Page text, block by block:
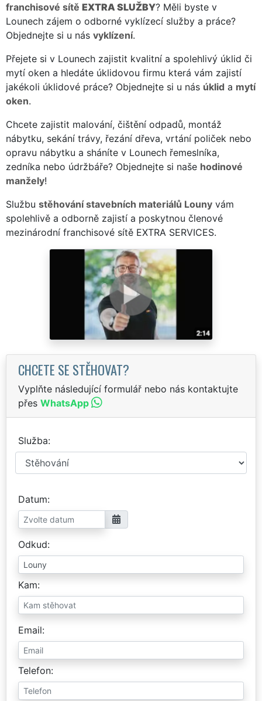
franchisové sítě EXTRA SLUŽBY? Měli byste v
Lounech zájem o odborné vyklízecí služby a práce?
Objednejte si u nás vyklízení.
Přejete si v Lounech zajistit kvalitní a spolehlivý úklid či
mytí oken a hledáte úklidovou firmu která vám zajistí
jakékoli úklidové práce? Objednejte si u nás úklid a mytí
oken.
Chcete zajistit malování, čištění odpadů, montáž
nábytku, sekání trávy, řezání dřeva, vrtání poliček nebo
opravu nábytku a sháníte v Lounech řemeslníka,
zedníka nebo údržbáře? Objednejte si naše hodinové
manžely!
Službu stěhování stavebních materiálů Louny vám
spolehlivě a odborně zajistí a poskytnou členové
mezinárodní franchisové sítě EXTRA SERVICES.
CHCETE SE STĚHOVAT?
Vyplňte následující formulář nebo nás kontaktujte
přes WhatsApp
Služba
Datum
Odkud
Kam
Email
Telefon